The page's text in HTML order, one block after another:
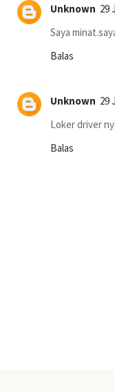
Unknown 29
Saya
Balas
Unknown 29
Loker driver
Balas